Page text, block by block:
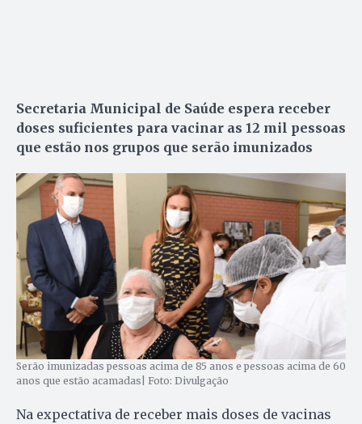
Secretaria Municipal de Saúde espera receber
doses suficientes para vacinar as 12 mil pessoas
que estão nos grupos que serão imunizados
Serão imunizadas pessoas acima de 85 anos e pessoas acima de 60
anos que estão acamadas| Foto: Divulgação
Na expectativa de receber mais doses de vacinas